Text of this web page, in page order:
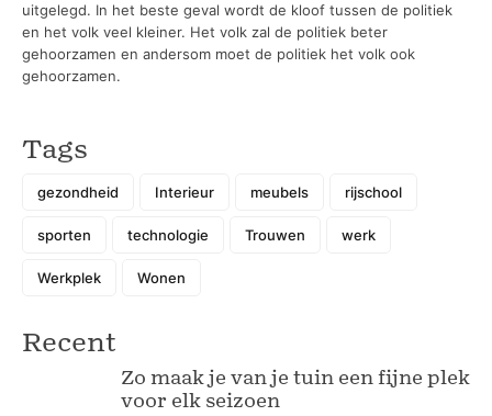
uitgelegd. In het beste geval wordt de kloof tussen de politiek
en het volk veel kleiner. Het volk zal de politiek beter
gehoorzamen en andersom moet de politiek het volk ook
gehoorzamen.
Tags
gezondheid Interieur meubels rijschool
sporten technologie Trouwen werk
Werkplek Wonen
Recent
Zo maak je van je tuin een fijne plek
voor elk seizoen